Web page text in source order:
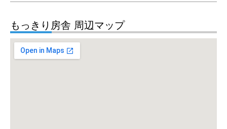
もっきり房舎 周辺マップ